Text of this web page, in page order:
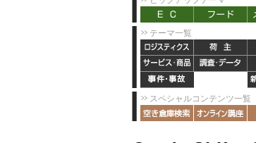
テーマ一覧
スペシャルコンテンツ一覧